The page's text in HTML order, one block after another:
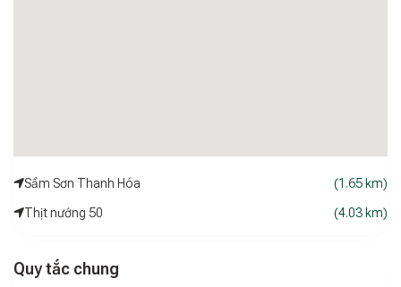
Sầm Sơn Thanh Hóa (1.65 km)
Thịt nướng 50 (4.03 km)
Quy tắc chung